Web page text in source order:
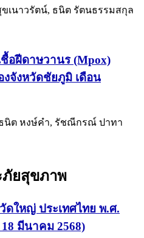
เนาวรัตน์, ธนิต รัตนธรรมสกุล
อฝีดาษวานร (Mpox)
งจังหวัดชัยภูมิ เดือน
นิต หงษ์คำ, รัชณีกรณ์ ปาทา
ยสุขภาพ
ใหญ่ ประเทศไทย พ.ศ.
มีนาคม 2568)